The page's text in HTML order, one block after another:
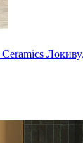
Ceramics